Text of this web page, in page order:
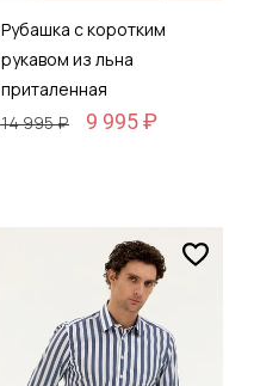
Рубашка с коротким
рукавом из льна
приталенная
14 995 ₽
9 995 ₽